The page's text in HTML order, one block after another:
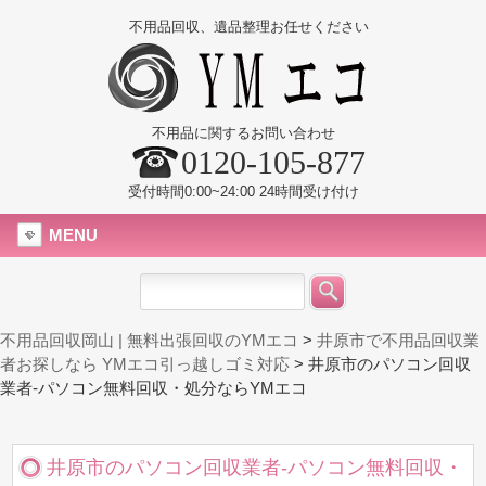
不用品回収、遺品整理お任せください
不用品に関するお問い合わせ
0120-105-877
受付時間0:00~24:00 24時間受け付け
MENU
不用品回収岡山 | 無料出張回収のYMエコ > 井原市で不用品回収業
者お探しなら YMエコ引っ越しゴミ対応 > 井原市のパソコン回収
業者-パソコン無料回収・処分ならYMエコ
井原市のパソコン回収業者-パソコン無料回収・